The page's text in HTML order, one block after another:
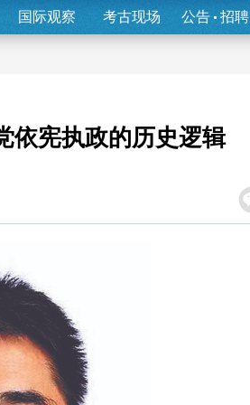
国际观察 考古现场 公告 招聘
依宪执政的历史逻辑